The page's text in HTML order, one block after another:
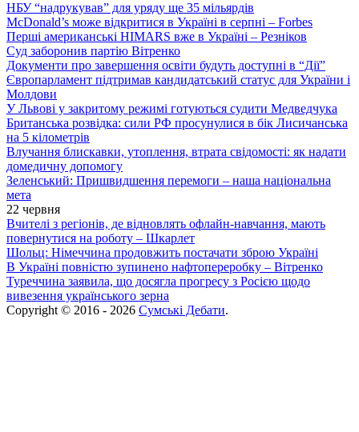
НБУ “надрукував” для уряду ще 35 мільярдів
McDonald’s може відкритися в Україні в серпні – Forbes
Перші американські HIMARS вже в Україні – Резніков
Суд заборонив партію Вітренко
Документи про завершення освіти будуть доступні в “Дії”
Європарламент підтримав кандидатський статус для України і
Молдови
У Львові у закритому режимі готуються судити Медведчука
Британська розвідка: сили РФ просунулися в бік Лисичанська
на 5 кілометрів
Влучання блискавки, утоплення, втрата свідомості: як надати
домедичну допомогу
Зеленський: Пришвидшення перемоги – наша національна
мета
22 червня
Вчителі з регіонів, де відновлять офлайн-навчання, мають
повернутися на роботу – Шкарлет
Шольц: Німеччина продовжить постачати зброю Україні
В Україні повністю зупинено нафтопереробку – Вітренко
Туреччина заявила, що досягла прогресу з Росією щодо
вивезення українського зерна
Copyright © 2016 - 2026 Сумські Дебати.